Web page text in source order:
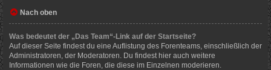
Nach oben
Was bedeutet der „Das Team“-Link auf der Startseite?
Auf dieser Seite findest du eine Auflistung des Forenteams, einschließlich der
Administratoren, der Moderatoren. Du findest hier auch weitere
Informationen wie die Foren, die diese im Einzelnen moderieren.